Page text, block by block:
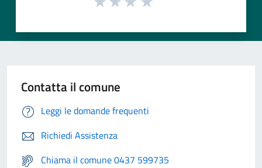
Contatta il comune
Leggi le domande frequenti
Richiedi Assistenza
Chiama il comune 0437 599735